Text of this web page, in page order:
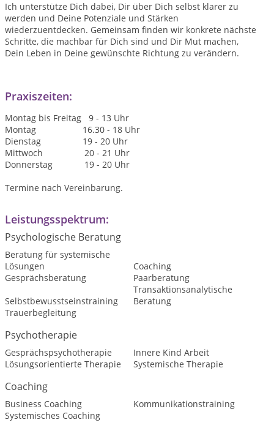
Ich unterstütze Dich dabei, Dir über Dich selbst klarer zu
werden und Deine Potenziale und Stärken
wiederzuentdecken. Gemeinsam finden wir konkrete nächste
Schritte, die machbar für Dich sind und Dir Mut machen,
Dein Leben in Deine gewünschte Richtung zu verändern.
Praxiszeiten:
Montag bis Freitag 9 - 13 Uhr
Montag 16.30 - 18 Uhr
Dienstag 19 - 20 Uhr
Mittwoch 20 - 21 Uhr
Donnerstag 19 - 20 Uhr
Termine nach Vereinbarung.
Leistungsspektrum:
Psychologische Beratung
Beratung für systemische
Lösungen
Coaching
Gesprächsberatung
Paarberatung
Selbstbewusstseinstraining
Transaktionsanalytische
Beratung
Trauerbegleitung
Psychotherapie
Gesprächspsychotherapie
Innere Kind Arbeit
Lösungsorientierte Therapie
Systemische Therapie
Coaching
Business Coaching
Kommunikationstraining
Systemisches Coaching